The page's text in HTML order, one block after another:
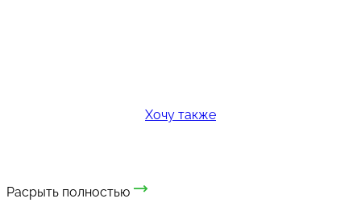
Хочу также
Расрыть полностью